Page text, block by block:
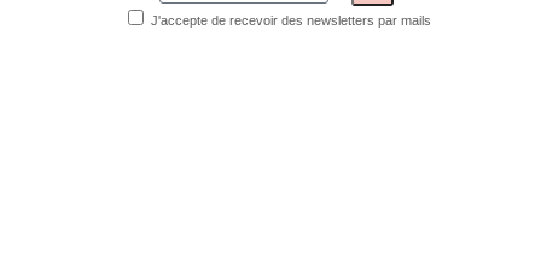
J'accepte de recevoir des newsletters par mails